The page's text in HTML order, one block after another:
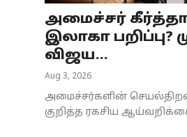
Tamilnadu
National
Astrology
அமைச்சர்
இலாகா
விஜய...
Aug 3, 2026
அமைச்சர்களின்
குறித்த ரகசிய